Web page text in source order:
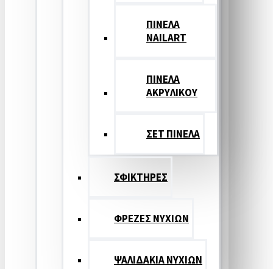
ΠΙΝΕΛΑ
NAILART
ΠΙΝΕΛΑ
ΑΚΡΥΛΙΚΟΥ
ΣΕΤ ΠΙΝΕΛA
ΣΦΙΚΤΗΡΕΣ
ΦΡΕΖΕΣ ΝΥΧΙΩΝ
ΨΑΛΙΔΑΚΙΑ ΝΥΧΙΩΝ